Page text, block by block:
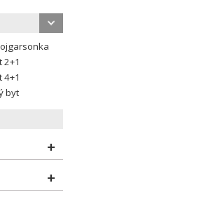
2+1
4+1
byt